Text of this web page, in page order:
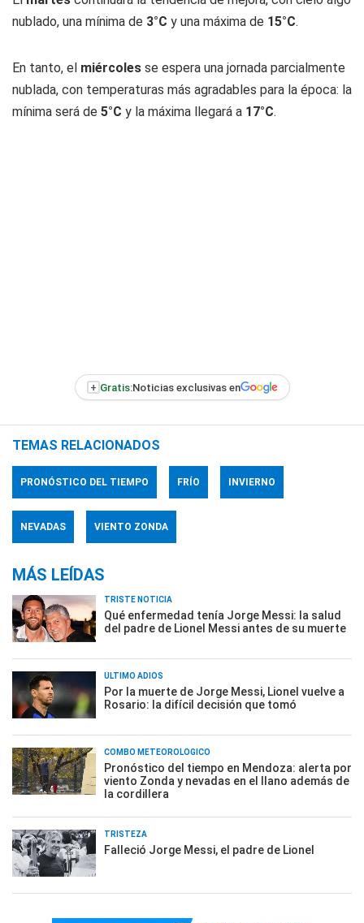
nublado, una mínima de 3°C y una máxima de 15°C.
En tanto, el miércoles se espera una jornada parcialmente
nublada, con temperaturas más agradables para la época: la
mínima será de 5°C y la máxima llegará a 17°C.
+ Gratis:Noticias exclusivas en
TEMAS RELACIONADOS
PRONÓSTICO DEL TIEMPO FRÍO INVIERNO
NEVADAS VIENTO ZONDA
MÁS LEÍDAS
TRISTE NOTICIA
Qué enfermedad tenía Jorge Messi: la salud
del padre de Lionel Messi antes de su muerte
ÚLTIMO ADIÓS
Por la muerte de Jorge Messi, Lionel vuelve a
Rosario: la difícil decisión que tomó
COMBO METEOROLÓGICO
Pronóstico del tiempo en Mendoza: alerta por
viento Zonda y nevadas en el llano además de
la cordillera
TRISTEZA
Falleció Jorge Messi, el padre de Lionel